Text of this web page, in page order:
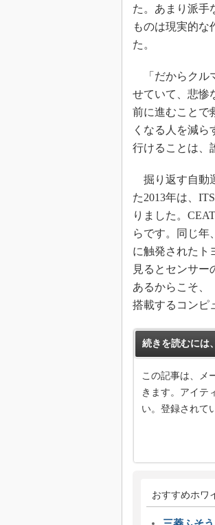
た。あまり派手
ものは現実的な
た。
「だからクル
せていて、悲惨
前に進むことで
くなる人を減
行けることは、
掘り返す自動
た2013年は、
りました。
らです。同じ年
に触発されたト
見るとセンサー
あるからこそ、
搭載するコンピ
続きを読むには、
この記事は、メ
きます。アイテ
い。登録されて
おすすめホワ